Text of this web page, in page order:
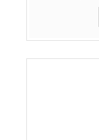
-通過農藥及重
棗、桂圓、枸